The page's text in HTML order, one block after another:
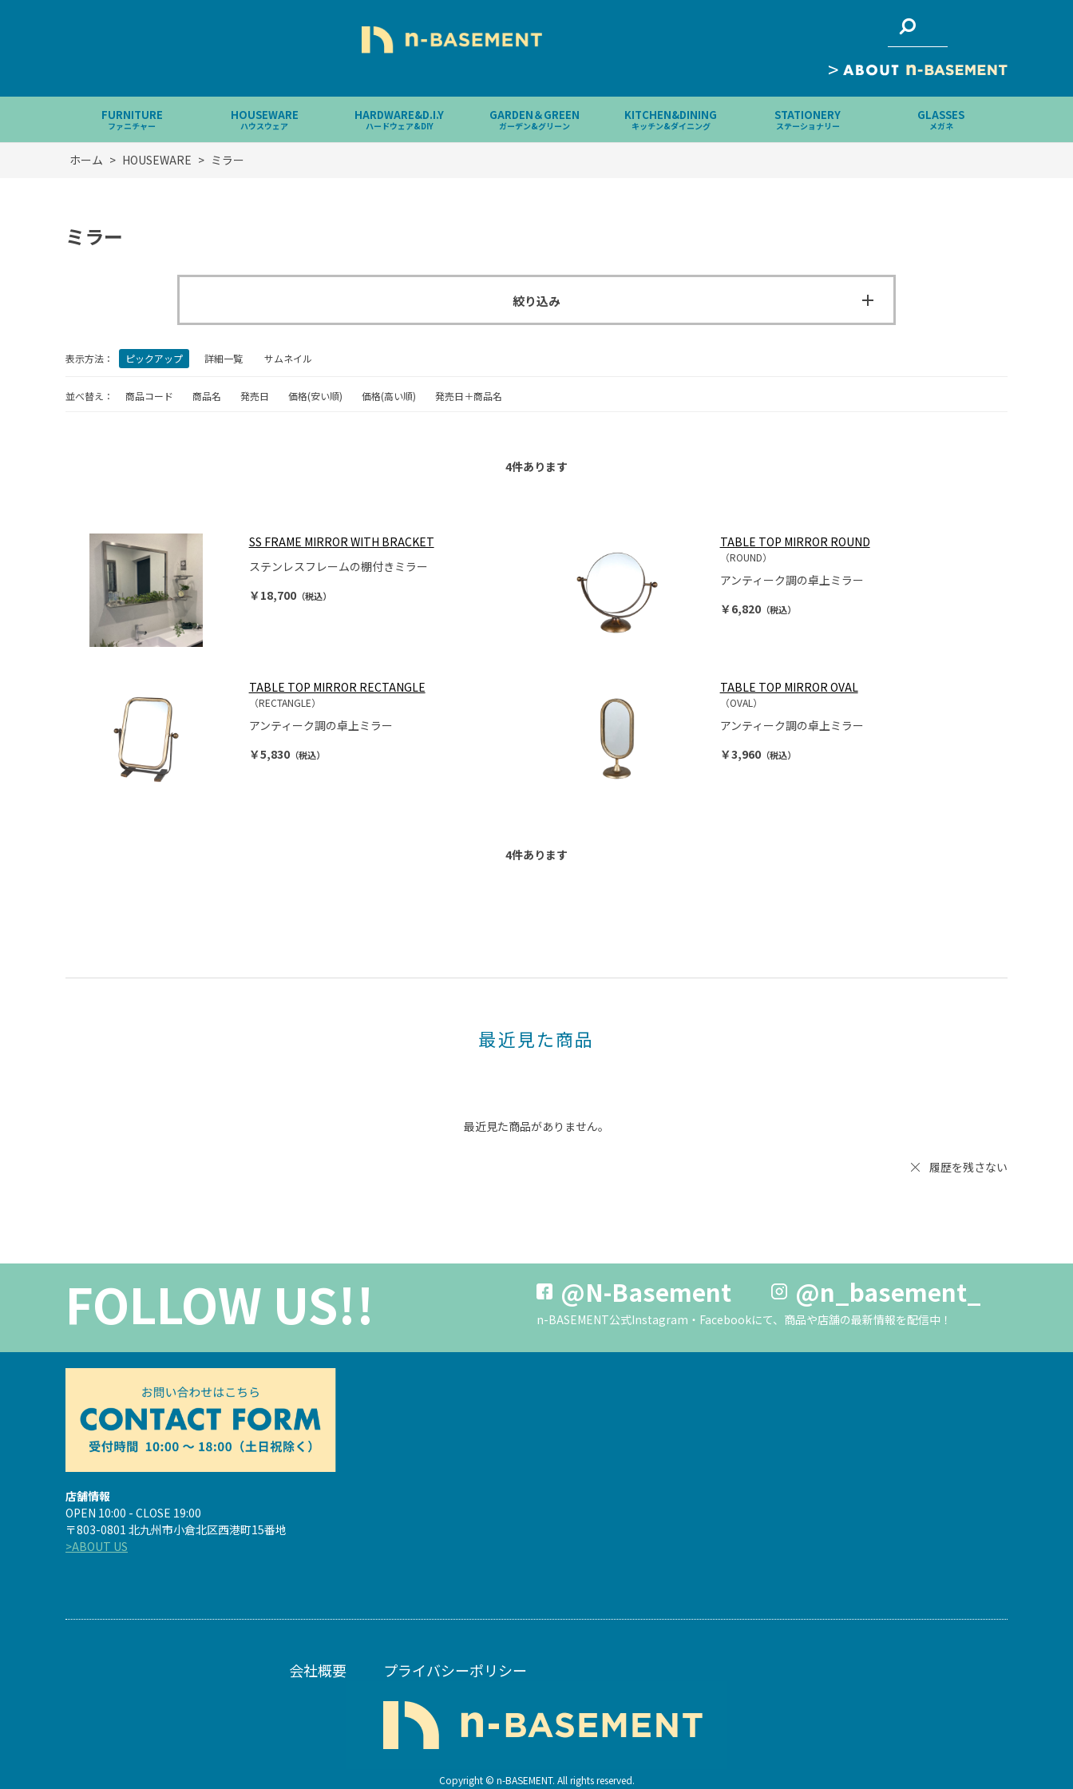
>
FURNITURE
ファニチャー
HOUSEWARE
ハウスウェア
HARDWARE&D.I.Y
ハードウェア&DIY
GARDEN＆GREEN
ガーデン&グリーン
KITCHEN&DINING
キッチン&ダイニング
STATIONERY
ステーショナリー
GLASSES
メガネ
ホーム > HOUSEWARE > ミラー
ミラー
絞り込み
表示方法： ピックアップ 詳細一覧 サムネイル
並べ替え： 商品コード 商品名 発売日 価格(安い順) 価格(高い順) 発売日＋商品名
4件あります
SS FRAME MIRROR WITH BRACKET
ステンレスフレームの棚付きミラー
￥18,700（税込）
TABLE TOP MIRROR ROUND
（ROUND）
アンティーク調の卓上ミラー
￥6,820（税込）
TABLE TOP MIRROR RECTANGLE
（RECTANGLE）
アンティーク調の卓上ミラー
￥5,830（税込）
TABLE TOP MIRROR OVAL
（OVAL）
アンティーク調の卓上ミラー
￥3,960（税込）
4件あります
最近見た商品
最近見た商品がありません。
履歴を残さない
FOLLOW US!! @N-Basement @n_basement_
n-BASEMENT公式Instagram・Facebookにて、商品や店舗の最新情報を配信中！
店舗情報
OPEN 10:00 - CLOSE 19:00
〒803-0801 北九州市小倉北区西港町15番地
>ABOUT US
会社概要 プライバシーポリシー
Copyright © n-BASEMENT. All rights reserved.